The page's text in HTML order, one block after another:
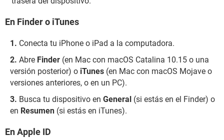
En Finder o iTunes
Conecta tu iPhone o iPad a la computadora.
Abre Finder (en Mac con macOS Catalina 10.15 o una
versión posterior) o iTunes (en Mac con macOS Mojave o
versiones anteriores, o en un PC).
Busca tu dispositivo en General (si estás en el Finder) o
en Resumen (si estás en iTunes).
En Apple ID